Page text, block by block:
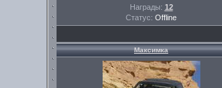
Награды: 12
Статус: Offline
Максимка